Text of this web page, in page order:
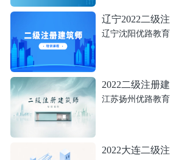
辽宁2022二级
辽宁沈阳优路教
2022二级注册
江苏扬州优路教
2022大连二级